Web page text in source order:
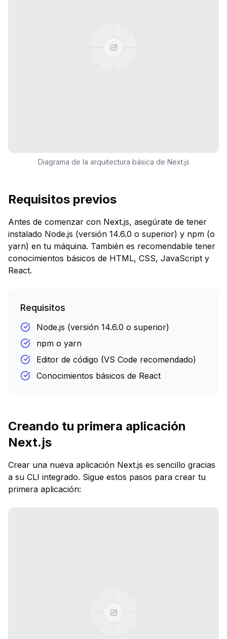
Diagrama de la arquitectura básica de Next.js
Requisitos previos
Antes de comenzar con Next.js, asegúrate de tener
instalado Node.js (versión 14.6.0 o superior) y npm (o
yarn) en tu máquina. También es recomendable tener
conocimientos básicos de HTML, CSS, JavaScript y
React.
Requisitos
Node.js (versión 14.6.0 o superior)
npm o yarn
Editor de código (VS Code recomendado)
Conocimientos básicos de React
Creando tu primera aplicación
Next.js
Crear una nueva aplicación Next.js es sencillo gracias
a su CLI integrado. Sigue estos pasos para crear tu
primera aplicación: